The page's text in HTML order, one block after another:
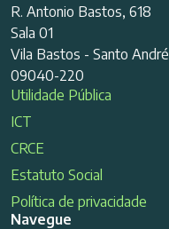
R. Antonio Bastos, 618
Sala 01
Vila Bastos - Santo André
09040-220
Utilidade Pública
ICT
CRCE
Estatuto Social
Política de privacidade
Navegue